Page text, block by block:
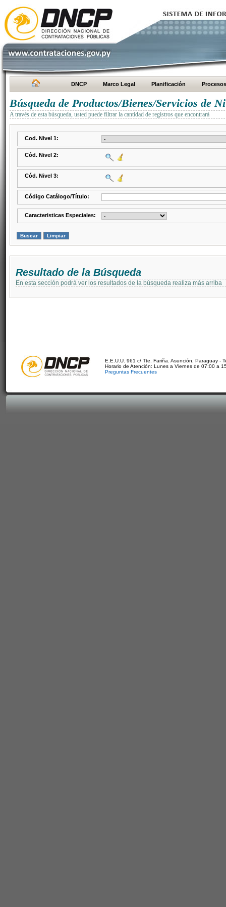
DNCP Marco Legal Planificación Procesos
Búsqueda de Productos/Bienes/Servicios de
A través de esta búsqueda, usted puede filtrar la cantidad de registros que encontrará
Cod. Nivel 1:
Cód. Nivel 2:
Cód. Nivel 3:
Código Catálogo/Título:
Caracteristicas Especiales:
Resultado de la Búsqueda
En esta sección podrá ver los resultados de la búsqueda realiza más arriba
E.E.U.U. 961 c/ Tte. Fariña. Asunción, Paraguay -
Horario de Atención: Lunes a Viernes de 07:00 a
Preguntas Frecuentes